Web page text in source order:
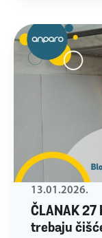
ČLANAK
trebaju
13.01.2026.